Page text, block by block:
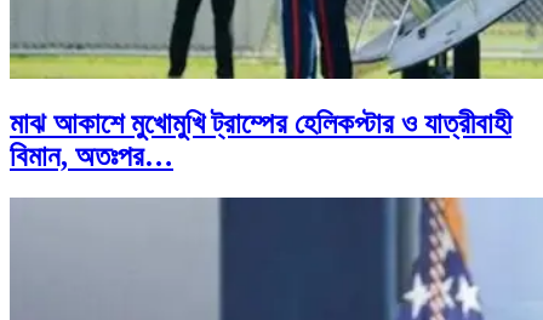
মাঝ আকাশে মুখোমুখি ট্রাম্পের হেলিকপ্টার ও যাত্রীবাহী
বিমান, অতঃপর…